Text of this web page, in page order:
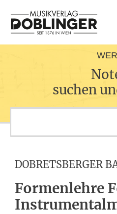
suchen
DOBRETSBERGER
Formenlehre